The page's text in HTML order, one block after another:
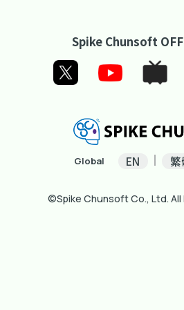
Spike Chunsoft
Global EN
©Spike Chunsoft Co., Ltd. All